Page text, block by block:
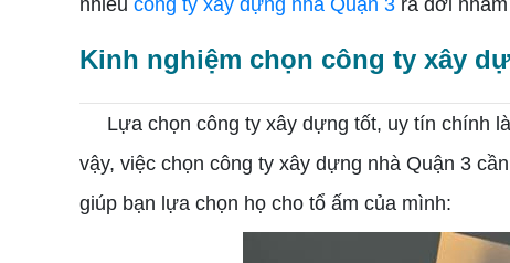
nhiều công ty xây dựng nhà Quận 3 ra đời
Kinh nghiệm chọn công ty xây
Lựa chọn công ty xây dựng tốt, uy tín chính
vậy, việc chọn công ty xây dựng nhà Quận 3
giúp bạn lựa chọn họ cho tổ ấm của mình: